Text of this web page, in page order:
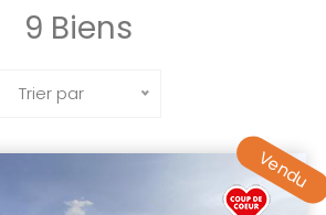
9 Biens
Trier par
Vendu